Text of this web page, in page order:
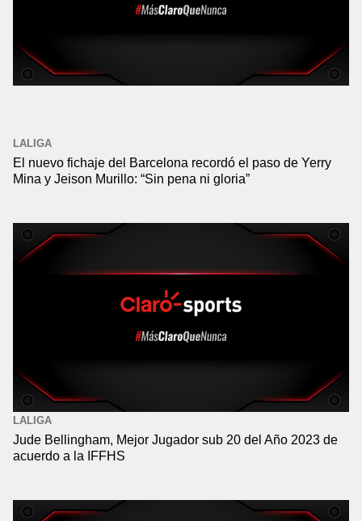
LALIGA
El nuevo fichaje del Barcelona recordó el paso de Yerry
Mina y Jeison Murillo: “Sin pena ni gloria”
LALIGA
Jude Bellingham, Mejor Jugador sub 20 del Año 2023 de
acuerdo a la IFFHS